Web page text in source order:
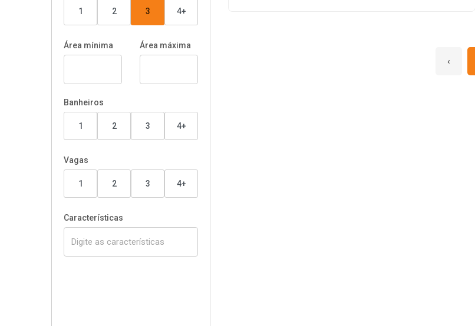
1 2 3 4+
Área mínima Área máxima
Banheiros
1 2 3 4+
Vagas
1 2 3 4+
Características
‹